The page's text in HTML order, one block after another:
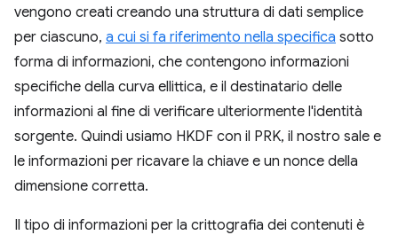
vengono creati creando una struttura di dati semplice
per ciascuno, a cui si fa riferimento nella specifica sotto
forma di informazioni, che contengono informazioni
specifiche della curva ellittica, e il destinatario delle
informazioni al fine di verificare ulteriormente l'identità
sorgente. Quindi usiamo HKDF con il PRK, il nostro sale e
le informazioni per ricavare la chiave e un nonce della
dimensione corretta.
Il tipo di informazioni per la crittografia dei contenuti è